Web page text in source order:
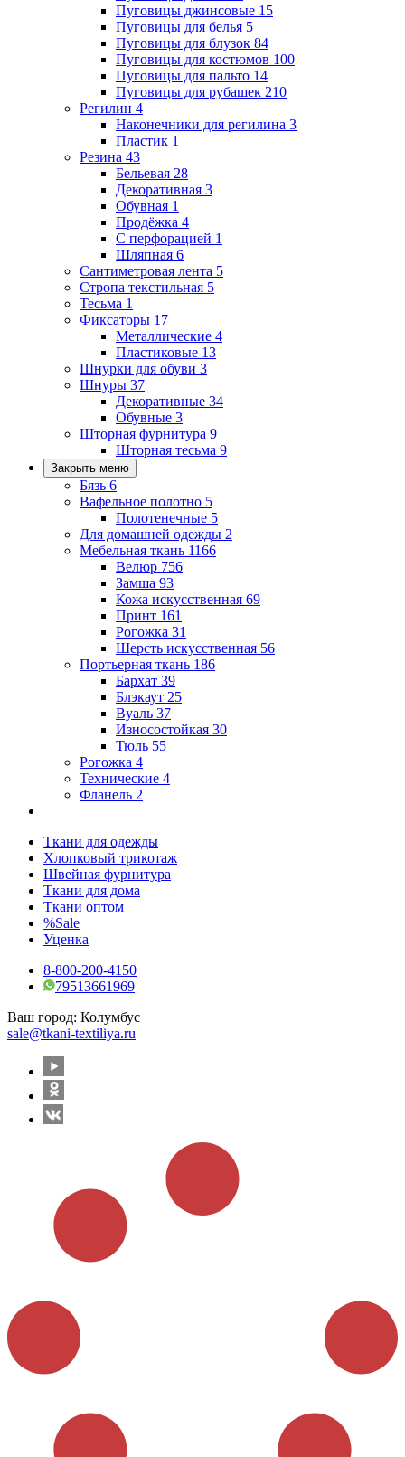
Пуговицы джинсовые 15
Пуговицы для белья 5
Пуговицы для блузок 84
Пуговицы для костюмов 100
Пуговицы для пальто 14
Пуговицы для рубашек 210
Регилин 4
Наконечники для регилина 3
Пластик 1
Резина 43
Бельевая 28
Декоративная 3
Обувная 1
Продёжка 4
С перфорацией 1
Шляпная 6
Сантиметровая лента 5
Стропа текстильная 5
Тесьма 1
Фиксаторы 17
Металлические 4
Пластиковые 13
Шнурки для обуви 3
Шнуры 37
Декоративные 34
Обувные 3
Шторная фурнитура 9
Шторная тесьма 9
Закрыть меню
Бязь 6
Вафельное полотно 5
Полотенечные 5
Для домашней одежды 2
Мебельная ткань 1166
Велюр 756
Замша 93
Кожа искусственная 69
Принт 161
Рогожка 31
Шерсть искусственная 56
Портьерная ткань 186
Бархат 39
Блэкаут 25
Вуаль 37
Износостойкая 30
Тюль 55
Рогожка 4
Технические 4
Фланель 2
Ткани для одежды
Хлопковый трикотаж
Швейная фурнитура
Ткани для дома
Ткани оптом
%Sale
Уценка
8-800-200-4150
79513661969
Ваш город: Колумбус
sale@tkani-textiliya.ru